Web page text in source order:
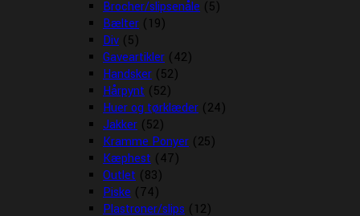
Brocher/slipsenåle (5)
Bælter (19)
Div (5)
Gaveartikler (42)
Handsker (52)
Hårpynt (52)
Huer og tørklæder (24)
Jakker (52)
Kramme Ponyer (25)
Kæphest (47)
Outlet (83)
Piske (74)
Plastroner/slips (12)